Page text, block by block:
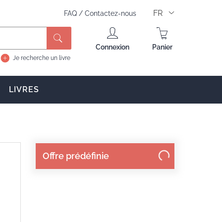
FAQ / Contactez-nous FR
Je recherche un livre
Connexion Panier
LIVRES
Offre prédéfinie